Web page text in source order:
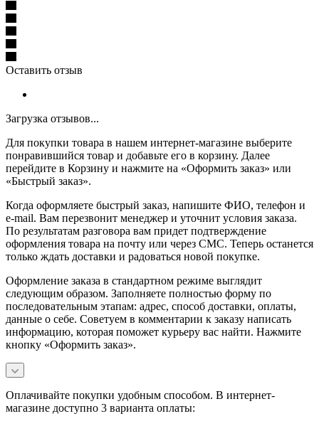
Оставить отзыв
Загрузка отзывов...
Для покупки товара в нашем интернет-магазине выберите
понравившийся товар и добавьте его в корзину. Далее
перейдите в Корзину и нажмите на «Оформить заказ» или
«Быстрый заказ».
Когда оформляете быстрый заказ, напишите ФИО, телефон и
e-mail. Вам перезвонит менеджер и уточнит условия заказа.
По результатам разговора вам придет подтверждение
оформления товара на почту или через СМС. Теперь останется
только ждать доставки и радоваться новой покупке.
Оформление заказа в стандартном режиме выглядит
следующим образом. Заполняете полностью форму по
последовательным этапам: адрес, способ доставки, оплаты,
данные о себе. Советуем в комментарии к заказу написать
информацию, которая поможет курьеру вас найти. Нажмите
кнопку «Оформить заказ».
Оплачивайте покупки удобным способом. В интернет-
магазине доступно 3 варианта оплаты: